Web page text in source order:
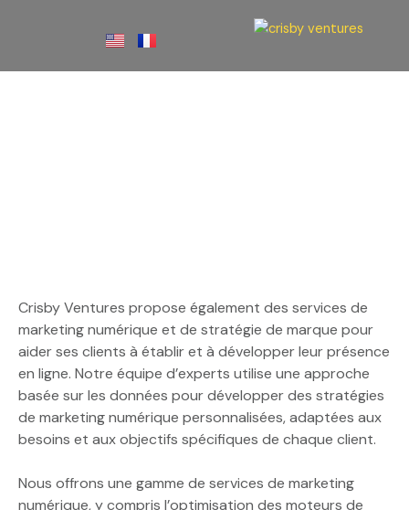
Crisby Ventures propose également des services de
marketing numérique et de stratégie de marque pour
aider ses clients à établir et à développer leur présence
en ligne. Notre équipe d’experts utilise une approche
basée sur les données pour développer des stratégies
de marketing numérique personnalisées, adaptées aux
besoins et aux objectifs spécifiques de chaque client.
Nous offrons une gamme de services de marketing
numérique, y compris l’optimisation des moteurs de